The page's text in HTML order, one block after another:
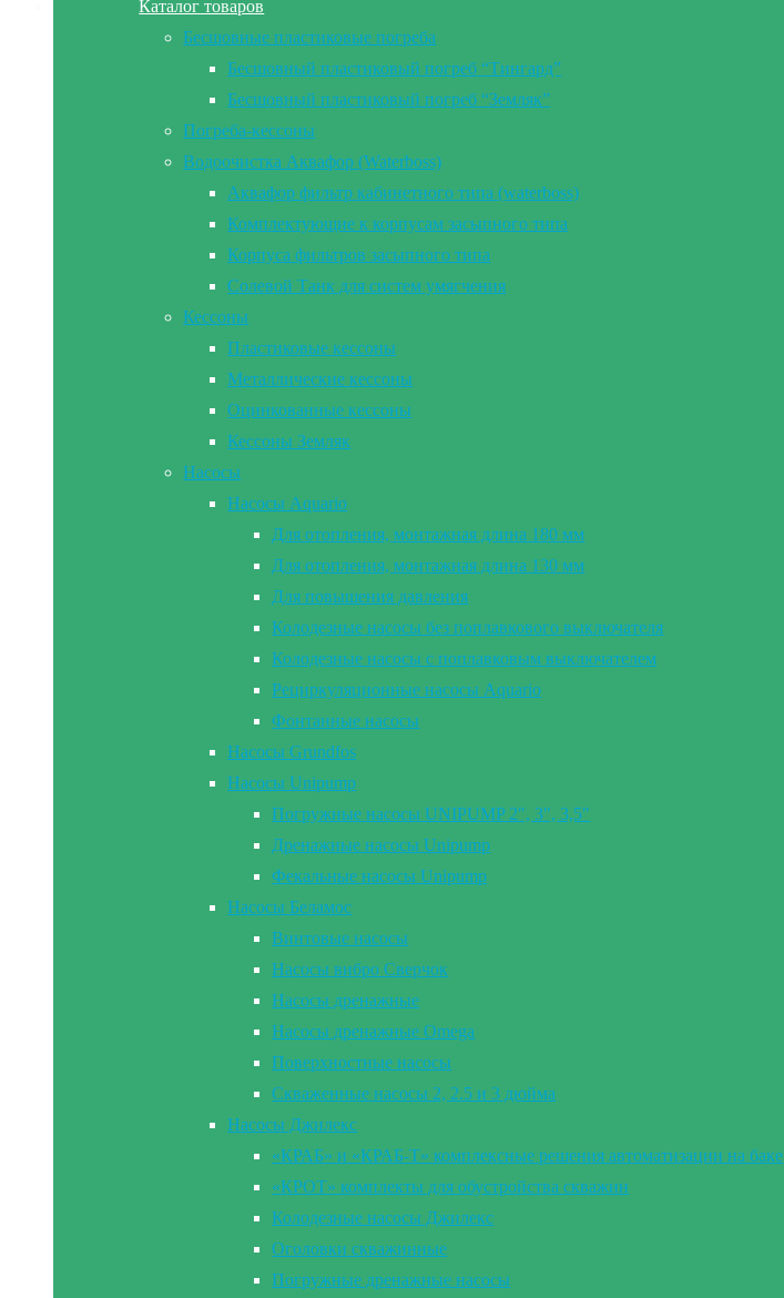
Каталог товаров
Бесшовные пластиковые погреба
Бесшовный пластиковый погреб “Тингард”
Бесшовный пластиковый погреб “Земляк”
Погреба-кессоны
Водоочистка Аквафор (Waterboss)
Аквафор фильтр кабинетного типа (waterboss)
Комплектующие к корпусам засыпного типа
Корпуса фильтров засыпного типа
Солевой Танк для систем умягчения
Кессоны
Пластиковые кессоны
Металлические кессоны
Оцинкованные кессоны
Кессоны Земляк
Насосы
Насосы Aquario
Для отопления, монтажная длина 180 мм
Для отопления, монтажная длина 130 мм
Для повышения давления
Колодезные насосы без поплавкового выключателя
Колодезные насосы с поплавковым выключателем
Рециркуляционные насосы Aquario
Фонтанные насосы
Насосы Grundfos
Насосы Unipump
Погружные насосы UNIPUMP 2″, 3″, 3,5″
Дренажные насосы Unipump
Фекальные насосы Unipump
Насосы Беламос
Винтовые насосы
Насосы вибро Сверчок
Насосы дренажные
Насосы дренажные Omega
Поверхностные насосы
Скваженные насосы 2, 2.5 и 3 дюйма
Насосы Джилекс
«КРАБ» и «КРАБ-Т» комплексные решения автоматизации на баке
«КРОТ» комплекты для обустройства скважин
Колодезные насосы Джилекс
Оголовки скважинные
Погружные дренажные насосы